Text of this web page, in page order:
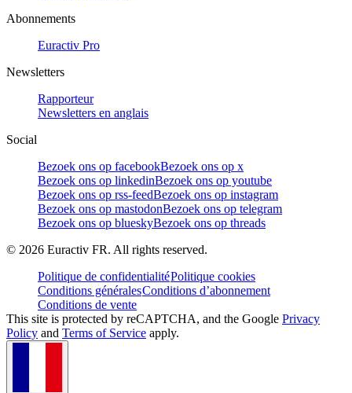
Abonnements
Euractiv Pro
Newsletters
Rapporteur
Newsletters en anglais
Social
Bezoek ons op facebookBezoek ons op x
Bezoek ons op linkedinBezoek ons op youtube
Bezoek ons op rss-feedBezoek ons op instagram
Bezoek ons op mastodonBezoek ons op telegram
Bezoek ons op blueskyBezoek ons op threads
© 2026 Euractiv FR. All rights reserved.
Politique de confidentialitéPolitique cookies
Conditions généralesConditions d’abonnement
Conditions de vente
This site is protected by reCAPTCHA, and the Google Privacy
Policy and Terms of Service apply.